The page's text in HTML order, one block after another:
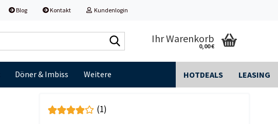
Blog Kontakt Kundenlogin
durchsuchen...
Ihr Warenkorb
0,00 €
Döner & Imbiss HOTDEALS LEASING
Weitere
(1)